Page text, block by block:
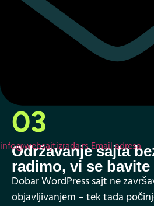
03
Održavanje sajta
radimo, vi se
Dobar WordPress sajt ne
objavljivanjem – tek tada
info@websajtizrada.rsEmail adresa